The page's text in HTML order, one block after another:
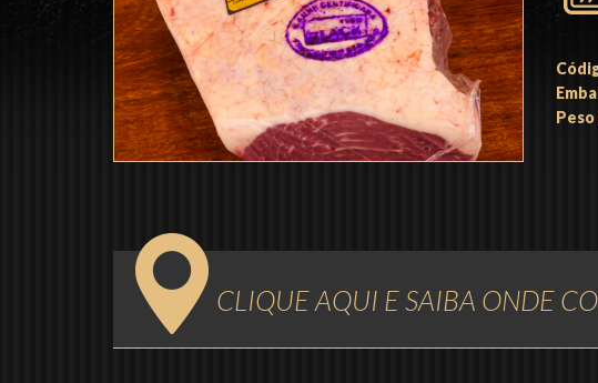
CLIQUE AQUI E SAIBA ONDE